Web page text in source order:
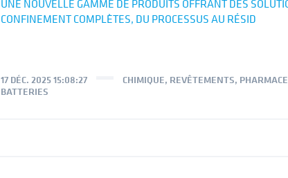
UNE NOUVELLE GAMME DE PRODUITS OFFRANT DES
CONFINEMENT COMPLÈTES, DU PROCESSUS AU RÉSID
17 DÉC. 2025 15:08:27 CHIMIQUE, REVÊTEMENTS,
BATTERIES